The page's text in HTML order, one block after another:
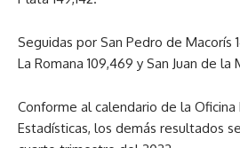
Seguidas por San Pedro de Macorís
La Romana 109,469 y San Juan de la
Conforme al calendario de la Oficina
Estadísticas, los demás resultados